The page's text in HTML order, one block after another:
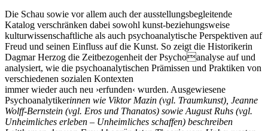
Die Schau sowie vor allem auch der ausstellungsbegleitende
Katalog verschränken dabei sowohl kunst-beziehungsweise
kulturwissenschaftliche als auch psychoanalytische Perspektiven auf
Freud und seinen Einfluss auf die Kunst. So zeigt die Historikerin
Dagmar Herzog die Zeitbezogenheit der Psychoanalyse auf und
analysiert, wie die psychoanalytischen Prämissen und Praktiken von
verschiedenen sozialen Kontexten
immer wieder auch neu ›erfunden‹ wurden. Ausgewiesene
Psychoanalytikerinnen wie Viktor Mazin (vgl. Traumkunst), Jeanne
Wolff-Bernstein (vgl. Eros und Thanatos) sowie August Ruhs (vgl.
Unheimliches erleben – Unheimliches schaffen) beschreiben